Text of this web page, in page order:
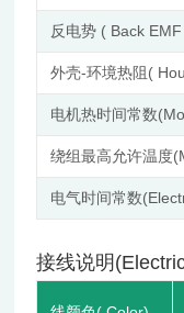
反电势 ( Back
外壳-环境热阻(
电机热时间常数
绕组最高允许温度
电气时间常数
接线说明